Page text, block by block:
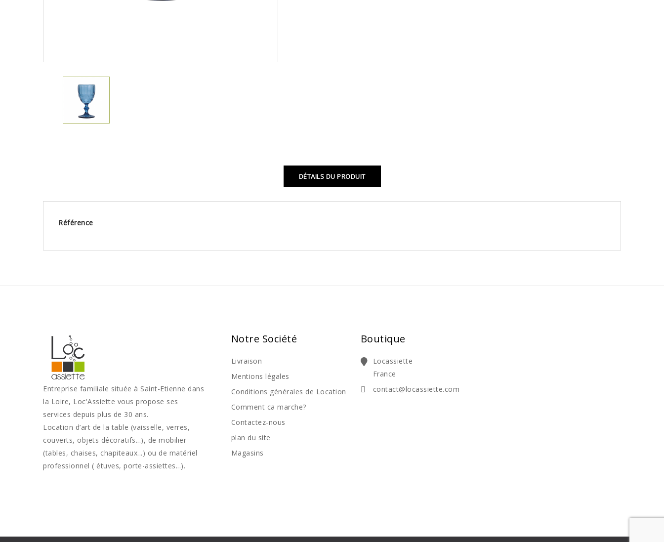
DÉTAILS DU PRODUIT
Référence
Entreprise familiale située à Saint-Etienne dans
la Loire, Loc'Assiette vous propose ses
services depuis plus de 30 ans.
Location d’art de la table (vaisselle, verres,
couverts, objets décoratifs...), de mobilier
(tables, chaises, chapiteaux...) ou de matériel
professionnel ( étuves, porte-assiettes...).
Notre Société
Livraison
Mentions légales
Conditions générales de Location
Comment ca marche?
Contactez-nous
plan du site
Magasins
Boutique
Locassiette
France
contact@locassiette.com